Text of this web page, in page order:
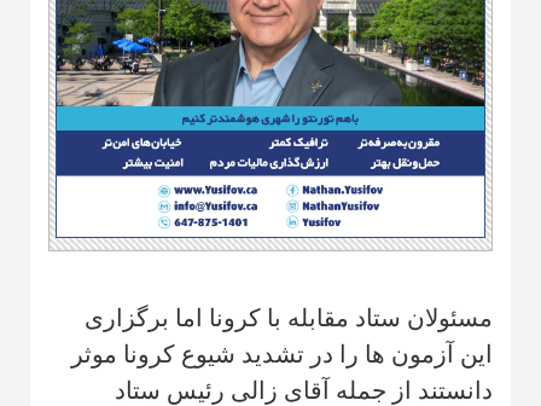
مسئولان ستاد مقابله با کرونا اما برگزاری
این آزمون ها را در تشدید شیوع کرونا موثر
دانستند از جمله آقای زالی رئیس ستاد